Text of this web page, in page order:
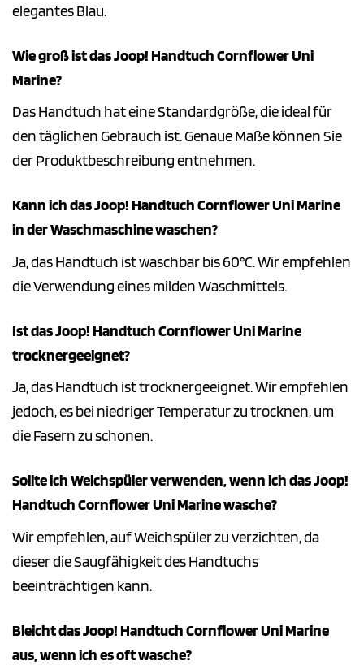
elegantes Blau.
Wie groß ist das Joop! Handtuch Cornflower Uni
Marine?
Das Handtuch hat eine Standardgröße, die ideal für
den täglichen Gebrauch ist. Genaue Maße können Sie
der Produktbeschreibung entnehmen.
Kann ich das Joop! Handtuch Cornflower Uni Marine
in der Waschmaschine waschen?
Ja, das Handtuch ist waschbar bis 60°C. Wir empfehlen
die Verwendung eines milden Waschmittels.
Ist das Joop! Handtuch Cornflower Uni Marine
trocknergeeignet?
Ja, das Handtuch ist trocknergeeignet. Wir empfehlen
jedoch, es bei niedriger Temperatur zu trocknen, um
die Fasern zu schonen.
Sollte ich Weichspüler verwenden, wenn ich das Joop!
Handtuch Cornflower Uni Marine wasche?
Wir empfehlen, auf Weichspüler zu verzichten, da
dieser die Saugfähigkeit des Handtuchs
beeinträchtigen kann.
Bleicht das Joop! Handtuch Cornflower Uni Marine
aus, wenn ich es oft wasche?